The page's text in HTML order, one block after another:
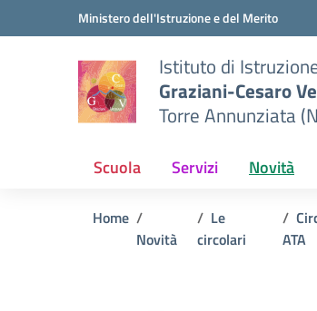
Vai ai contenuti
Vai al menu di navigazioneMinistero dell'Istruzione e del Merito
Istituto di
Graziani-Cesaro
Torre Annunziata
Scuola Servizi Novità
Home
Novità
Le
circolari
ATA